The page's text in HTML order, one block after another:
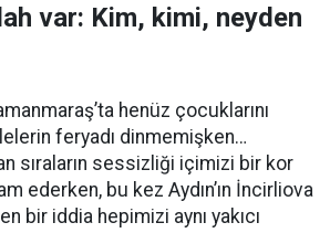
var: Kim, kimi, neyden
henüz çocuklarını
feryadı dinmemişken…
sıraların sessizliği içimizi bir kor
ederken, bu kez Aydın’ın İncirliova
bir iddia hepimizi aynı yakıcı